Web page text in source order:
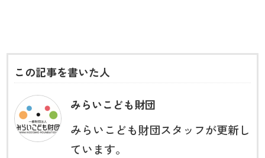
この記事を書いた人
みらいこども財団
みらいこども財団スタッフが更新し
ています。